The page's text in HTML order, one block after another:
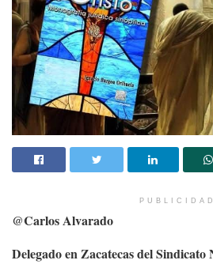
PUBLICIDAD
@Carlos Alvarado
Delegado en Zacatecas del